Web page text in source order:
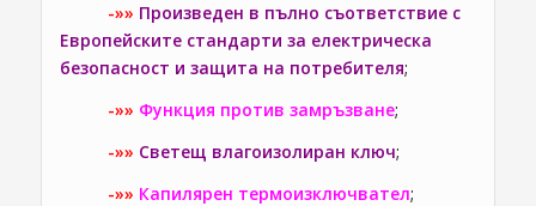
-»» Произведен в пълно съответствие с
Европейските стандарти за електрическа
безопасност и защита на потребителя;
-»» Функция против замръзване;
-»» Светещ влагоизолиран ключ;
-»» Капилярен термоизключвател;